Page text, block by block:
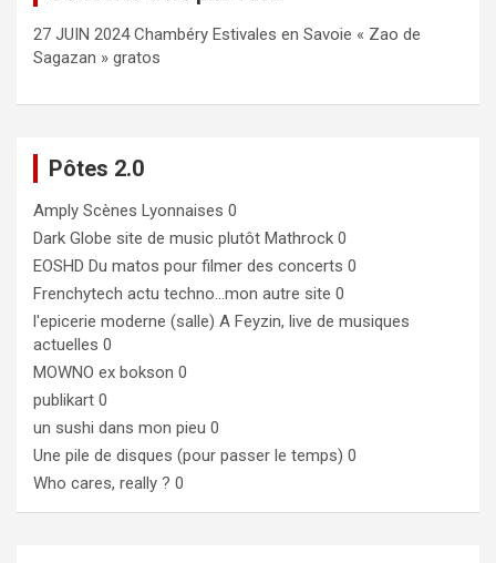
27 JUIN 2024 Chambéry Estivales en Savoie « Zao de
Sagazan » gratos
Pôtes 2.0
Amply Scènes Lyonnaises 0
Dark Globe site de music plutôt Mathrock 0
EOSHD Du matos pour filmer des concerts 0
Frenchytech actu techno…mon autre site 0
l'epicerie moderne (salle) A Feyzin, live de musiques
actuelles 0
MOWNO ex bokson 0
publikart 0
un sushi dans mon pieu 0
Une pile de disques (pour passer le temps) 0
Who cares, really ? 0